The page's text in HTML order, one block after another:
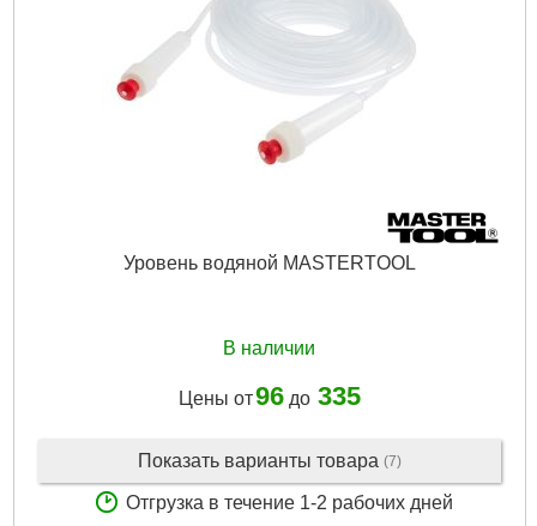
Уровень водяной MASTERTOOL
В наличии
Цены от96до 335
Показать варианты товара (7)
Отгрузка в течение 1-2 рабочих дней